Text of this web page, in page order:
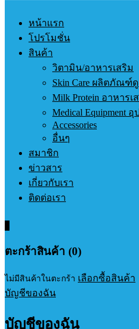
หน้าแรก
โปรโมชั่น
สินค้า
วิตามิน/อาหารเสริม
Skin Care ผลิตภัณฑ์
Milk Protein อาหาร
Medical Equipment
Accessories
อื่นๆ
สมาชิก
ข่าวสาร
เกี่ยวกับเรา
ติดต่อเรา
ตะกร้าสินค้า (0)
ไม่มีสินค้าในตะกร้า เลือกซื้อสินค้า
บัญชีของฉัน
บัญชีของฉัน